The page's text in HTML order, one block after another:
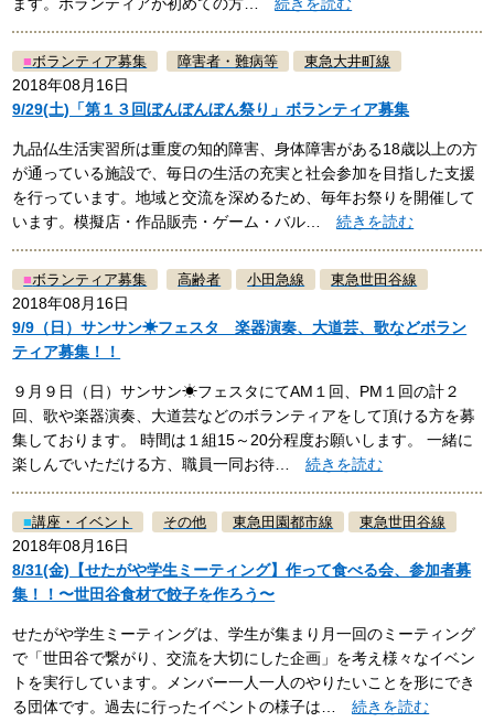
■ボランティア募集 障害者・難病等 東急大井町線
2018年08月16日
9/29(土)「第１３回ぼんぼんぼん祭り」ボランティア募集
九品仏生活実習所は重度の知的障害、身体障害がある18歳以上の方
が通っている施設で、毎日の生活の充実と社会参加を目指した支援
を行っています。地域と交流を深めるため、毎年お祭りを開催して
います。模擬店・作品販売・ゲーム・バル…続きを読む
■ボランティア募集 高齢者 小田急線 東急世田谷線
2018年08月16日
9/9（日）サンサン☀フェスタ 楽器演奏、大道芸、歌などボラン
ティア募集！！
９月９日（日）サンサン☀フェスタにてAM１回、PM１回の計２
回、歌や楽器演奏、大道芸などのボランティアをして頂ける方を募
集しております。 時間は１組15～20分程度お願いします。 一緒に
楽しんでいただける方、職員一同お待…続きを読む
■講座・イベント その他 東急田園都市線 東急世田谷線
2018年08月16日
8/31(金)【せたがや学生ミーティング】作って食べる会、参加者募
集！！〜世田谷食材で餃子を作ろう〜
せたがや学生ミーティングは、学生が集まり月一回のミーティング
で「世田谷で繋がり、交流を大切にした企画」を考え様々なイベン
トを実行しています。メンバー一人一人のやりたいことを形にでき
る団体です。過去に行ったイベントの様子は…続きを読む